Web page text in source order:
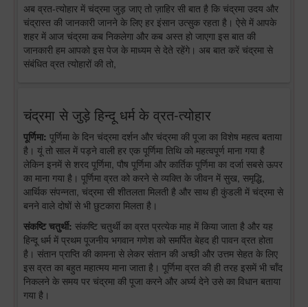
अब व्रत-त्योहार में चंद्रमा जुड़ जाए तो ज़ाहिर सी बात है कि चंद्रमा उदय और
चंद्रास्त की जानकारी जानने के लिए हर इंसान उत्सुक रहता है। ऐसे में आपके
शहर में आज चंद्रमा कब निकलेगा और कब अस्त हो जाएगा इस बात की
जानकारी हम आपको इस पेज के माध्यम से देते रहेंगे। अब बात करें चंद्रमा से
संबंधित व्रत त्योहारों की तो,
चंद्रमा से जुड़े हिन्दू धर्म के व्रत-त्योहार
पूर्णिमा: पूर्णिमा के दिन चंद्रमा दर्शन और चंद्रमा की पूजा का विशेष महत्व बताया
है। यूं तो साल में पड़ने वाली हर एक पूर्णिमा तिथि को महत्वपूर्ण माना गया है
लेकिन इनमें से शरद पूर्णिमा, पौष पूर्णिमा और कार्तिक पूर्णिमा का दर्जा सबसे ऊपर
का माना गया है। पूर्णिमा व्रत को करने से व्यक्ति के जीवन में सुख, समृद्धि,
आर्थिक संपन्नता, चंद्रमा सी शीतलता मिलती है और साथ ही कुंडली में चंद्रमा से
बनने वाले दोषों से भी छुटकारा मिलता है।
संकष्टि चतुर्थी: संकष्टि चतुर्थी का व्रत प्रत्येक माह में किया जाता है और यह
हिन्दू धर्म में प्रथम पूजनीय भगवान गणेश को समर्पित बेहद ही पावन व्रत होता
है। संतान प्राप्ति की कामना से लेकर संतान की अच्छी और उत्तम सेहत के लिए
इस व्रत का बहुत महात्मय माना जाता है। पूर्णिमा व्रत की ही तरह इसमें भी चाँद
निकलने के समय पर चंद्रमा की पूजा करने और अर्घ्य देने उसे का विधान बताया
गया है।